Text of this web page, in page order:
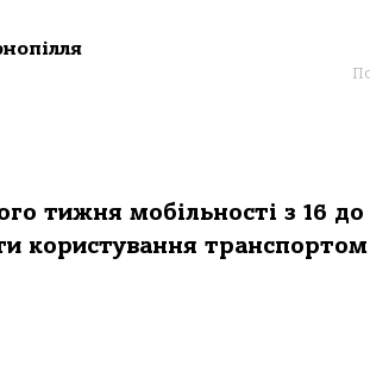
тижня мобільності з 16
користування транспортом